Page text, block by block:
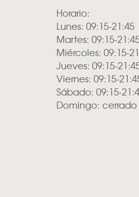
Horario:
Lunes: 09:15-21:45
Martes: 09:15-
Miércoles: 09:15-
Jueves: 09:15-
Viernes: 09:15-
Sábado: 09:15-
Domingo: cerrado